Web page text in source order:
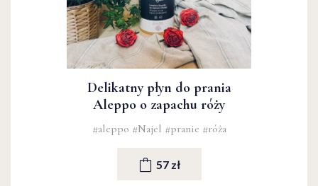
Delikatny płyn do prania
Aleppo o zapachu róży
#aleppo #Najel #pranie #róża
57 zł